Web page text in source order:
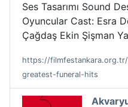
Ses Tasarımı Sound
Oyuncular Cast: Esra
Çağdaş Ekin Şişman
https://
greatest-funeral-hits